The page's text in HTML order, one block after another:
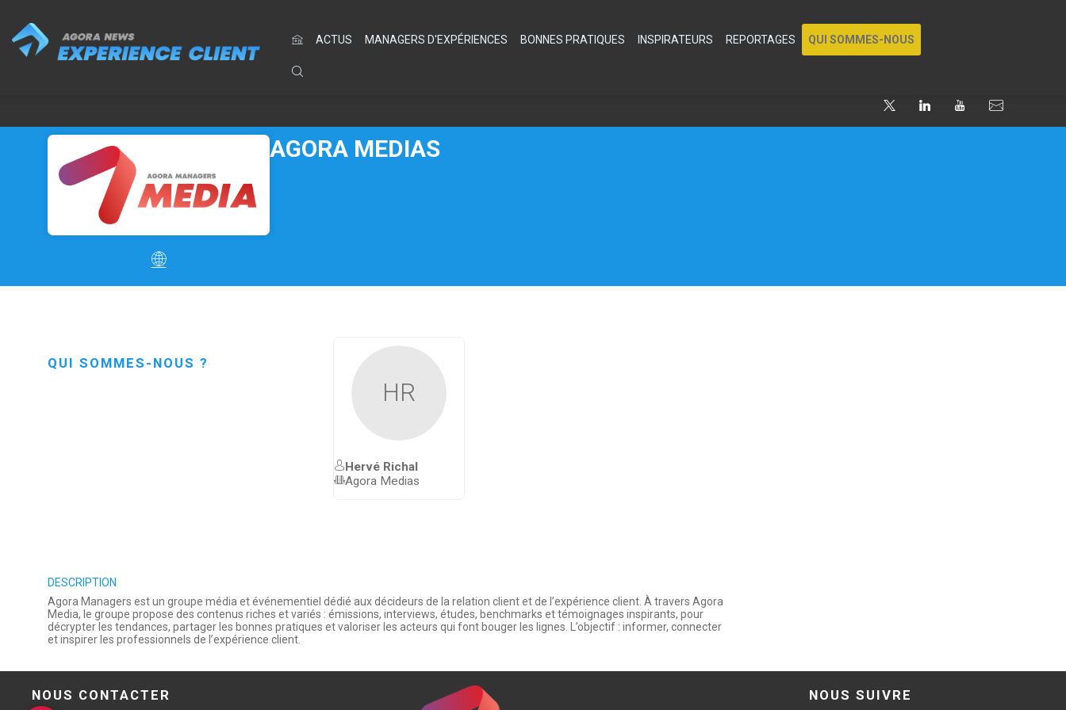
ACTUS MANAGERS D'EXPÉRIENCES BONNES PRATIQUES INSPIRATEURS REPORTAGES QUI SOMMES-NOUS
AGORA MEDIAS
QUI SOMMES-NOUS ?
HR
Hervé Richal
Agora Medias
DESCRIPTION
Agora Managers est un groupe média et événementiel dédié aux décideurs de la relation client et de l’expérience client. À travers Agora
Media, le groupe propose des contenus riches et variés : émissions, interviews, études, benchmarks et témoignages inspirants, pour
décrypter les tendances, partager les bonnes pratiques et valoriser les acteurs qui font bouger les lignes. L’objectif : informer, connecter
et inspirer les professionnels de l’expérience client.
NOUS CONTACTER NOUS SUIVRE